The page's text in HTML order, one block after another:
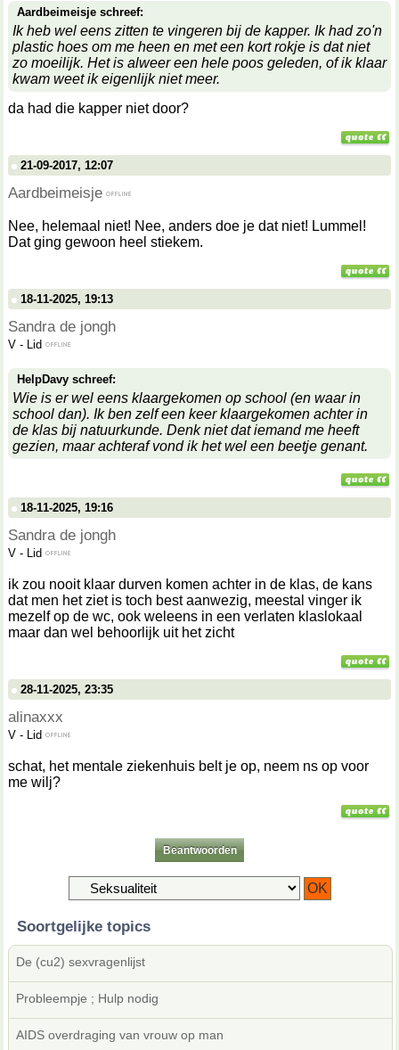
Aardbeimeisje schreef:
Ik heb wel eens zitten te vingeren bij de kapper. Ik had zo'n
plastic hoes om me heen en met een kort rokje is dat niet
zo moeilijk. Het is alweer een hele poos geleden, of ik klaar
kwam weet ik eigenlijk niet meer.
da had die kapper niet door?
21-09-2017, 12:07
Aardbeimeisje
Nee, helemaal niet! Nee, anders doe je dat niet! Lummel!
Dat ging gewoon heel stiekem.
18-11-2025, 19:13
Sandra de jongh
V - Lid
HelpDavy schreef:
Wie is er wel eens klaargekomen op school (en waar in
school dan). Ik ben zelf een keer klaargekomen achter in
de klas bij natuurkunde. Denk niet dat iemand me heeft
gezien, maar achteraf vond ik het wel een beetje genant.
18-11-2025, 19:16
Sandra de jongh
V - Lid
ik zou nooit klaar durven komen achter in de klas, de kans
dat men het ziet is toch best aanwezig, meestal vinger ik
mezelf op de wc, ook weleens in een verlaten klaslokaal
maar dan wel behoorlijk uit het zicht
28-11-2025, 23:35
alinaxxx
V - Lid
schat, het mentale ziekenhuis belt je op, neem ns op voor
me wilj?
Beantwoorden
Soortgelijke topics
De (cu2) sexvragenlijst
Probleempje ; Hulp nodig
AIDS overdraging van vrouw op man